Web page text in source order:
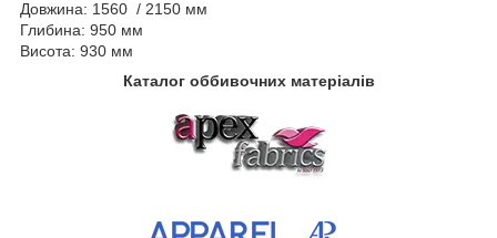
Довжина: 1560 / 2150 мм
Глибина: 950 мм
Висота: 930 мм
Каталог оббивочних матеріалів